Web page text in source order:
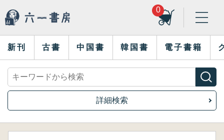
0
新刊 古書 中国書 韓国書 電子書籍
詳細検索